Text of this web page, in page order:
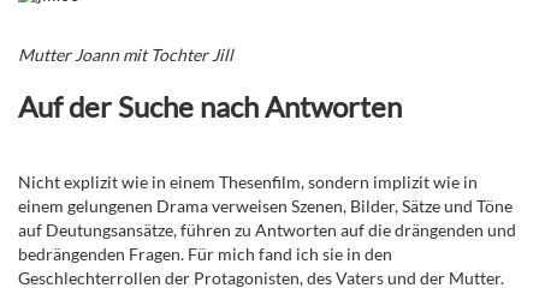
Mutter Joann mit Tochter Jill
Auf der Suche nach Antworten
Nicht explizit wie in einem Thesenfilm, sondern implizit wie in
einem gelungenen Drama verweisen Szenen, Bilder, Sätze und Töne
auf Deutungsansätze, führen zu Antworten auf die drängenden und
bedrängenden Fragen. Für mich fand ich sie in den
Geschlechterrollen der Protagonisten, des Vaters und der Mutter.